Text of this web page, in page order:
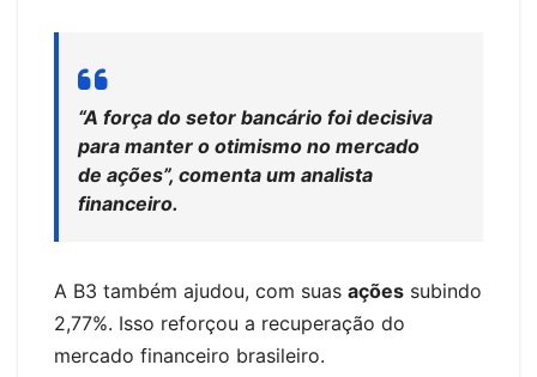
“A força do setor bancário foi decisiva
para manter o otimismo no mercado
de ações”, comenta um analista
financeiro.
A B3 também ajudou, com suas ações subindo
2,77%. Isso reforçou a recuperação do
mercado financeiro brasileiro.